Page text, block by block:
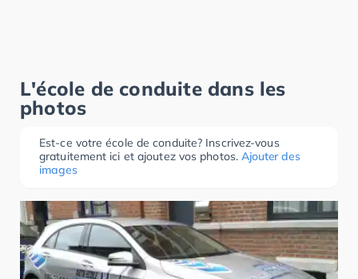
L'école de conduite dans les
photos
Est-ce votre école de conduite? Inscrivez-vous
gratuitement ici et ajoutez vos photos. Ajouter des
images